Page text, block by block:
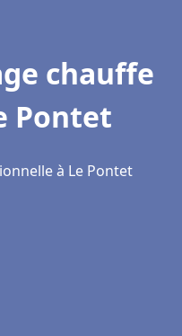
chauffe
Pontet
à Le Pontet